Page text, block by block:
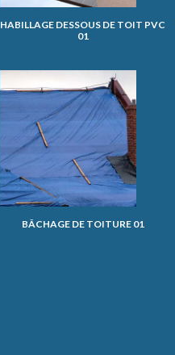
HABILLAGE DESSOUS DE TOIT PVC
01
BÂCHAGE DE TOITURE 01